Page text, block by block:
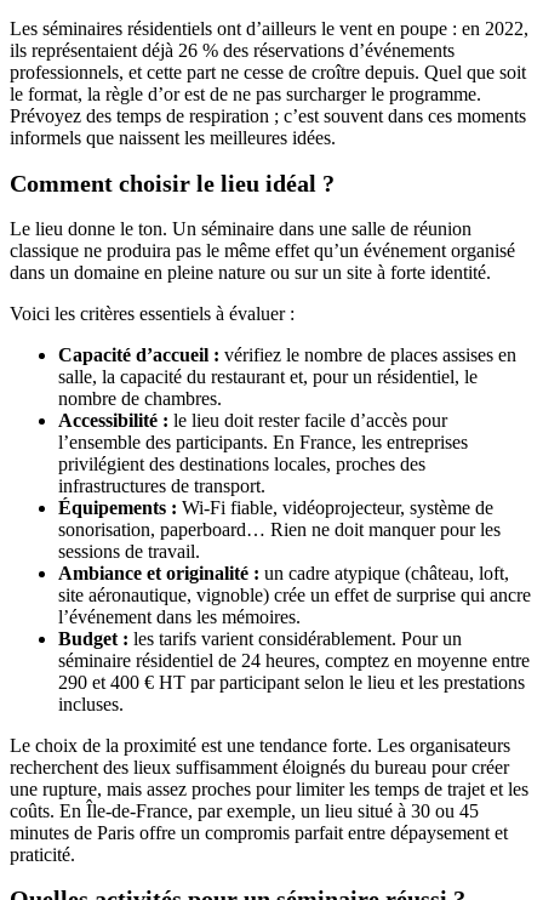
Les séminaires résidentiels ont d’ailleurs le vent en poupe : en 2022,
ils représentaient déjà 26 % des réservations d’événements
professionnels, et cette part ne cesse de croître depuis. Quel que soit
le format, la règle d’or est de ne pas surcharger le programme.
Prévoyez des temps de respiration ; c’est souvent dans ces moments
informels que naissent les meilleures idées.
Comment choisir le lieu idéal ?
Le lieu donne le ton. Un séminaire dans une salle de réunion
classique ne produira pas le même effet qu’un événement organisé
dans un domaine en pleine nature ou sur un site à forte identité.
Voici les critères essentiels à évaluer :
Capacité d’accueil : vérifiez le nombre de places assises en
salle, la capacité du restaurant et, pour un résidentiel, le
nombre de chambres.
Accessibilité : le lieu doit rester facile d’accès pour
l’ensemble des participants. En France, les entreprises
privilégient des destinations locales, proches des
infrastructures de transport.
Équipements : Wi-Fi fiable, vidéoprojecteur, système de
sonorisation, paperboard… Rien ne doit manquer pour les
sessions de travail.
Ambiance et originalité : un cadre atypique (château, loft,
site aéronautique, vignoble) crée un effet de surprise qui ancre
l’événement dans les mémoires.
Budget : les tarifs varient considérablement. Pour un
séminaire résidentiel de 24 heures, comptez en moyenne entre
290 et 400 € HT par participant selon le lieu et les prestations
incluses.
Le choix de la proximité est une tendance forte. Les organisateurs
recherchent des lieux suffisamment éloignés du bureau pour créer
une rupture, mais assez proches pour limiter les temps de trajet et les
coûts. En Île-de-France, par exemple, un lieu situé à 30 ou 45
minutes de Paris offre un compromis parfait entre dépaysement et
praticité.